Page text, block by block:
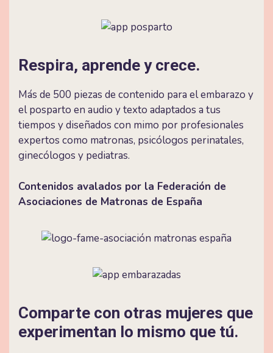
Respira, aprende y crece.
Más de 500 piezas de contenido para el embarazo y
el posparto en audio y texto adaptados a tus
tiempos y diseñados con mimo por profesionales
expertos como matronas, psicólogos perinatales,
ginecólogos y pediatras.
Contenidos avalados por la Federación de
Asociaciones de Matronas de España
Comparte con otras mujeres que
experimentan lo mismo que tú.